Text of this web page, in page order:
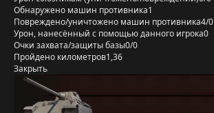
Обнаружено машин противника1
Повреждено/уничтожено машин противника4/0
Урон, нанесённый с помощью данного игрока0
Очки захвата/защиты базы0/0
Пройдено километров1,36
Закрыть